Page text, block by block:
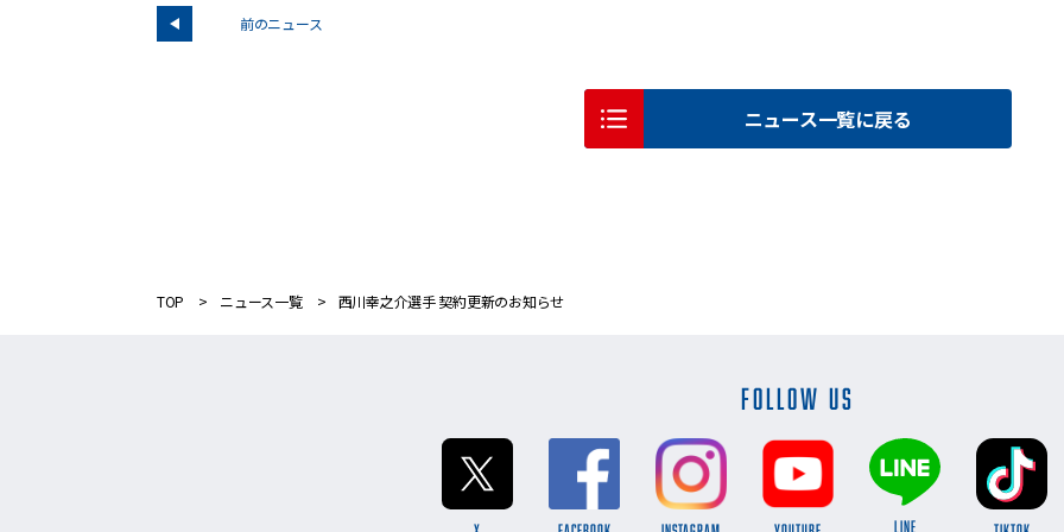
前のニュース
ニュース一覧に戻る
TOP ニュース一覧 西川幸之介選手 契約更新のお知らせ
FOLLOW US
LINE